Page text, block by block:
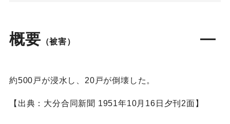
概要 （被害）
約500戸が浸水し、20戸が倒壊した。
【出典：大分合同新聞 1951年10月16日夕刊2面】